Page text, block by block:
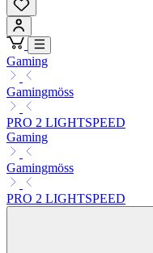
Gaming
Gamingmöss
PRO 2 LIGHTSPEED
Gaming
Gamingmöss
PRO 2 LIGHTSPEED